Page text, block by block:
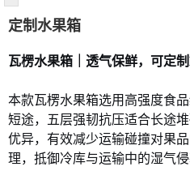
定制水果箱
瓦楞水果箱｜透气保鲜，可定制
本款瓦楞水果箱选用高强度食
短途，五层强韧抗压适合长途
优异，有效减少运输碰撞对果
理，抵御冷库与运输中的湿气侵